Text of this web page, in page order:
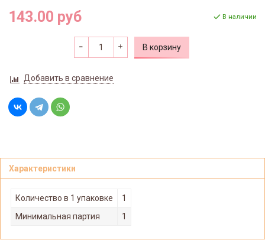
143.00 руб В наличии
В корзину
Добавить в сравнение
Характеристики
Количество в 1 упаковке
1
Минимальная партия
1